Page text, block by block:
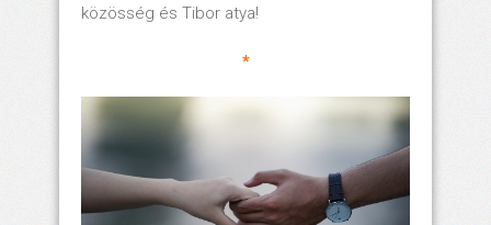
közösség és Tibor atya!
*